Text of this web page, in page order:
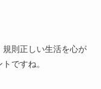
規則正しい生活を心が
ですね。